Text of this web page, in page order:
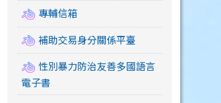
專輔信箱
補助交易身分關係平臺
性別暴力防治友善多國語言
電子書